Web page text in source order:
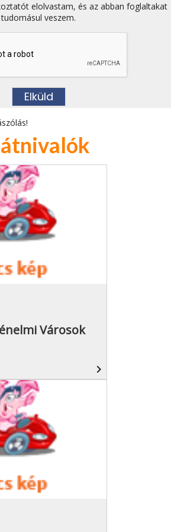
elolvastam, és az abban foglaltakat
tudomásul veszem.
Városok
navigate_next